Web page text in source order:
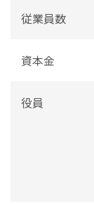
従業員数
資本金
役員